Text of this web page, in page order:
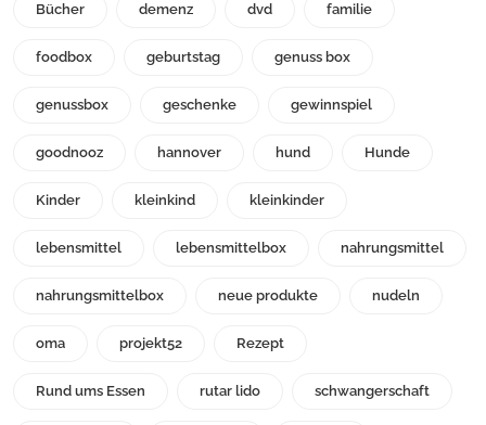
Bücher demenz dvd familie
foodbox geburtstag genuss box
genussbox geschenke gewinnspiel
goodnooz hannover hund Hunde
Kinder kleinkind kleinkinder
lebensmittel lebensmittelbox nahrungsmittel
nahrungsmittelbox neue produkte nudeln
oma projekt52 Rezept
Rund ums Essen rutar lido schwangerschaft